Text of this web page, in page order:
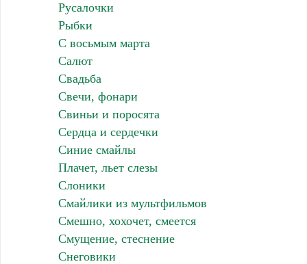
Русалочки
Рыбки
С восьмым марта
Салют
Свадьба
Свечи, фонари
Свиньи и поросята
Сердца и сердечки
Синие смайлы
Плачет, льет слезы
Слоники
Смайлики из мультфильмов
Смешно, хохочет, смеется
Смущение, стеснение
Снеговики